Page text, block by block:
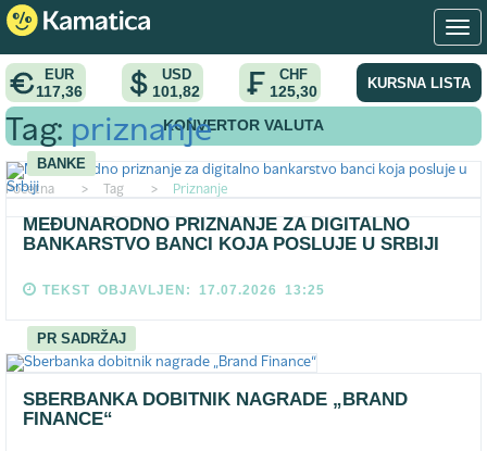
EUR
117,36
USD
101,82
CHF
125,30 KURSNA LISTA
KONVERTOR VALUTA
Pocetna > Tag > Priznanje
Tag: priznanje
BANKE
MEĐUNARODNO PRIZNANJE ZA DIGITALNO
BANKARSTVO BANCI KOJA POSLUJE U SRBIJI
TEKST OBJAVLJEN: 17.07.2026 13:25
PR SADRŽAJ
SBERBANKA DOBITNIK NAGRADE „BRAND
FINANCE“